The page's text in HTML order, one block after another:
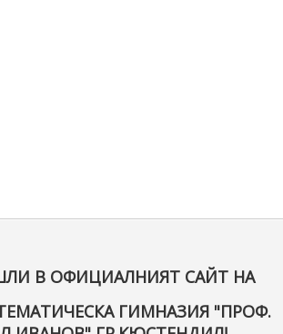
В ОФИЦИАЛНИЯТ САЙТ НА
ГИМНАЗИЯ "ПРОФ.